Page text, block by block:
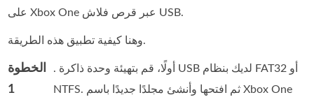
على Xbox One عبر قرص فلاش USB.
وهنا كيفية تطبيق هذه الطريقة.
الخطوة
1
. أولًا، قم بتهيئة وحدة ذاكرة USB لديك بنظام FAT32 أو
NTFS. ثم افتحها وأنشئ مجلدًا جديدًا باسم Xbox One